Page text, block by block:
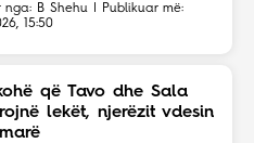
nga: B Shehu | Publikuar më:
15:50
që Tavo dhe Sala
lekët, njerëzit vdesin